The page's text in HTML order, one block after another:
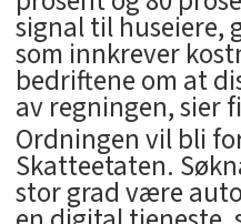
signal til huseiere,
som innkrever
bedriftene om at
av regningen, sier
Ordningen vil bli
Skatteetaten.
stor grad være